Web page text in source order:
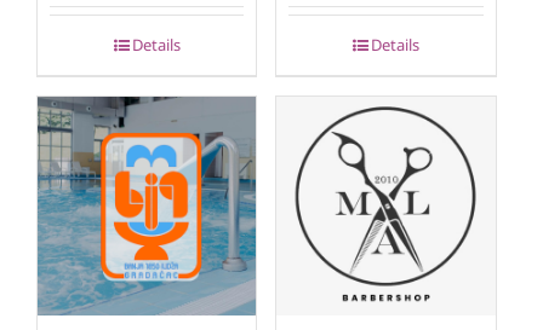
Details Details